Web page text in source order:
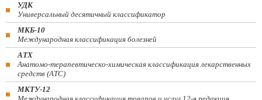
УДК
Универсальный десятичный классификатор
МКБ-10
Международная классификация болезней
АТХ
Анатомо-терапевтическо-химическая классификация лекарственных
средств (ATC)
МКТУ-12